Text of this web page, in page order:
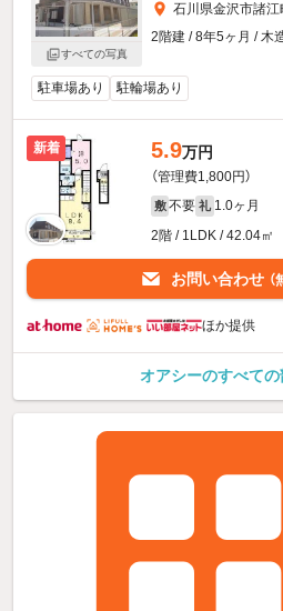
すべての写真
石川県金沢市諸江
2階建 / 8年5ヶ月 / 木
駐車場あり 駐輪場あり
新着 5.9万円
（管理費1,800円）
敷 不要 礼 1.0ヶ月
2階 / 1LDK / 42.04㎡
お問い合わせ （
ほか提供
オアシーのすべて